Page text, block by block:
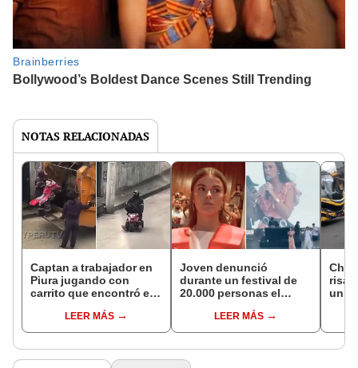
NOTAS RELACIONADAS
Captan a trabajador en
Piura jugando con
carrito que encontró en
en redes: "Tiene a su
niño interior"
LEER MÁS
Joven denunció
durante un festival de
20.000 personas el
sus compañeros en
España: universidad la
LEER MÁS
risas
un